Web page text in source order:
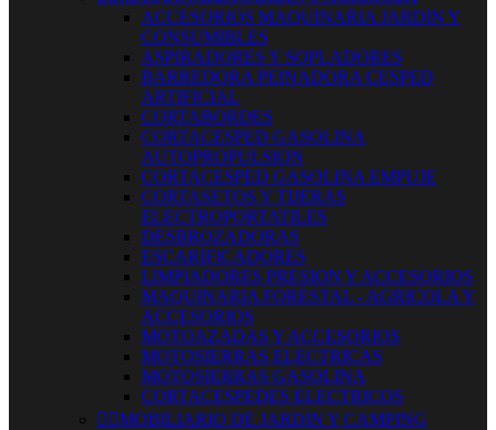
ACCESORIOS MAQUINARIA JARDIN Y
CONSUMIBLES
ASPIRADORES Y SOPLADORES
BARREDORA PEINADORA CESPED
ARTIFICIAL
CORTABORDES
CORTACESPED GASOLINA
AUTOPROPULSION
CORTACESPED GASOLINA EMPUJE
CORTASETOS Y TIJERAS
ELECTROPORTATILES
DESBROZADORAS
ESCARIFICADORES
LIMPIADORES PRESION Y ACCESORIOS
MAQUINARIA FORESTAL - AGRICOLA Y
ACCESORIOS
MOTOAZADAS Y ACCESORIOS
MOTOSIERRAS ELECTRICAS
MOTOSIERRAS GASOLINA
CORTACESPEDES ELECTRICOS
 MOBILIARIO DE JARDIN Y CAMPING